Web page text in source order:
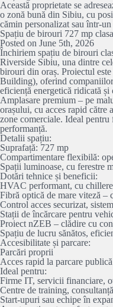
Această proprietate se
o zonă bună din Sibiu, cu
cămin personalizat sau într-
Spațiu de birouri 727 mp
Posted on June 5th, 2026
Închiriem spațiu de birouri
Riverside Sibiu, una dintre
birouri din oraș. Proiectul
Building), oferind
eficiență energetică ridicată și
Amplasare premium – pe
orașului, cu acces rapid către
zone comerciale. Ideal
performanță.
Detalii spațiu:
Suprafață: 727 mp
Compartimentare flexibilă:
Spații luminoase, cu ferestre
Dotări tehnice și beneficii:
HVAC performant, cu
Fibră optică de mare viteză –
Control acces securizat,
Stații de încărcare pentru
Proiect nZEB – clădire cu
Spațiu de lucru sănătos,
Accesibilitate și parcare:
Parcări proprii
Acces rapid la parcare
Ideal pentru:
Firme IT, servicii financiare,
Centre de training,
Start-upuri sau echipe în